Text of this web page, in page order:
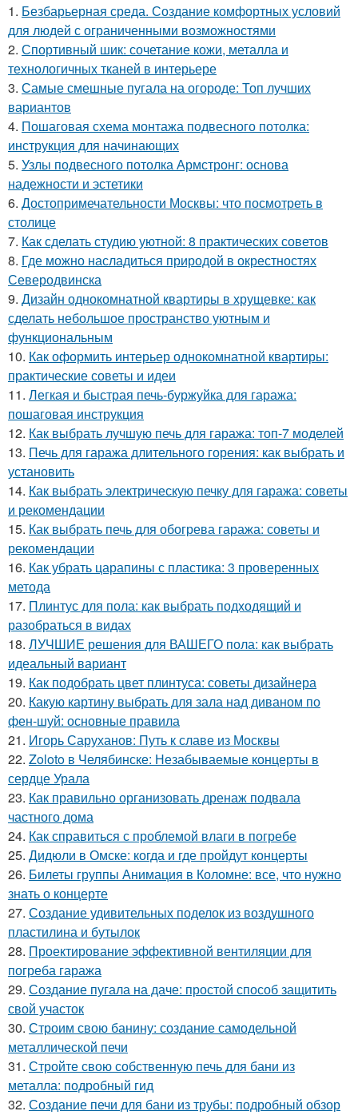
1. Безбарьерная среда. Создание комфортных условий
для людей с ограниченными возможностями
2. Спортивный шик: сочетание кожи, металла и
технологичных тканей в интерьере
3. Самые смешные пугала на огороде: Топ лучших
вариантов
4. Пошаговая схема монтажа подвесного потолка:
инструкция для начинающих
5. Узлы подвесного потолка Армстронг: основа
надежности и эстетики
6. Достопримечательности Москвы: что посмотреть в
столице
7. Как сделать студию уютной: 8 практических советов
8. Где можно насладиться природой в окрестностях
Северодвинска
9. Дизайн однокомнатной квартиры в хрущевке: как
сделать небольшое пространство уютным и
функциональным
10. Как оформить интерьер однокомнатной квартиры:
практические советы и идеи
11. Легкая и быстрая печь-буржуйка для гаража:
пошаговая инструкция
12. Как выбрать лучшую печь для гаража: топ-7 моделей
13. Печь для гаража длительного горения: как выбрать и
установить
14. Как выбрать электрическую печку для гаража: советы
и рекомендации
15. Как выбрать печь для обогрева гаража: советы и
рекомендации
16. Как убрать царапины с пластика: 3 проверенных
метода
17. Плинтус для пола: как выбрать подходящий и
разобраться в видах
18. ЛУЧШИЕ решения для ВАШЕГО пола: как выбрать
идеальный вариант
19. Как подобрать цвет плинтуса: советы дизайнера
20. Какую картину выбрать для зала над диваном по
фен-шуй: основные правила
21. Игорь Саруханов: Путь к славе из Москвы
22. Zoloto в Челябинске: Незабываемые концерты в
сердце Урала
23. Как правильно организовать дренаж подвала
частного дома
24. Как справиться с проблемой влаги в погребе
25. Дидюли в Омске: когда и где пройдут концерты
26. Билеты группы Анимация в Коломне: все, что нужно
знать о концерте
27. Создание удивительных поделок из воздушного
пластилина и бутылок
28. Проектирование эффективной вентиляции для
погреба гаража
29. Создание пугала на даче: простой способ защитить
свой участок
30. Строим свою банину: создание самодельной
металлической печи
31. Стройте свою собственную печь для бани из
металла: подробный гид
32. Создание печи для бани из трубы: подробный обзор